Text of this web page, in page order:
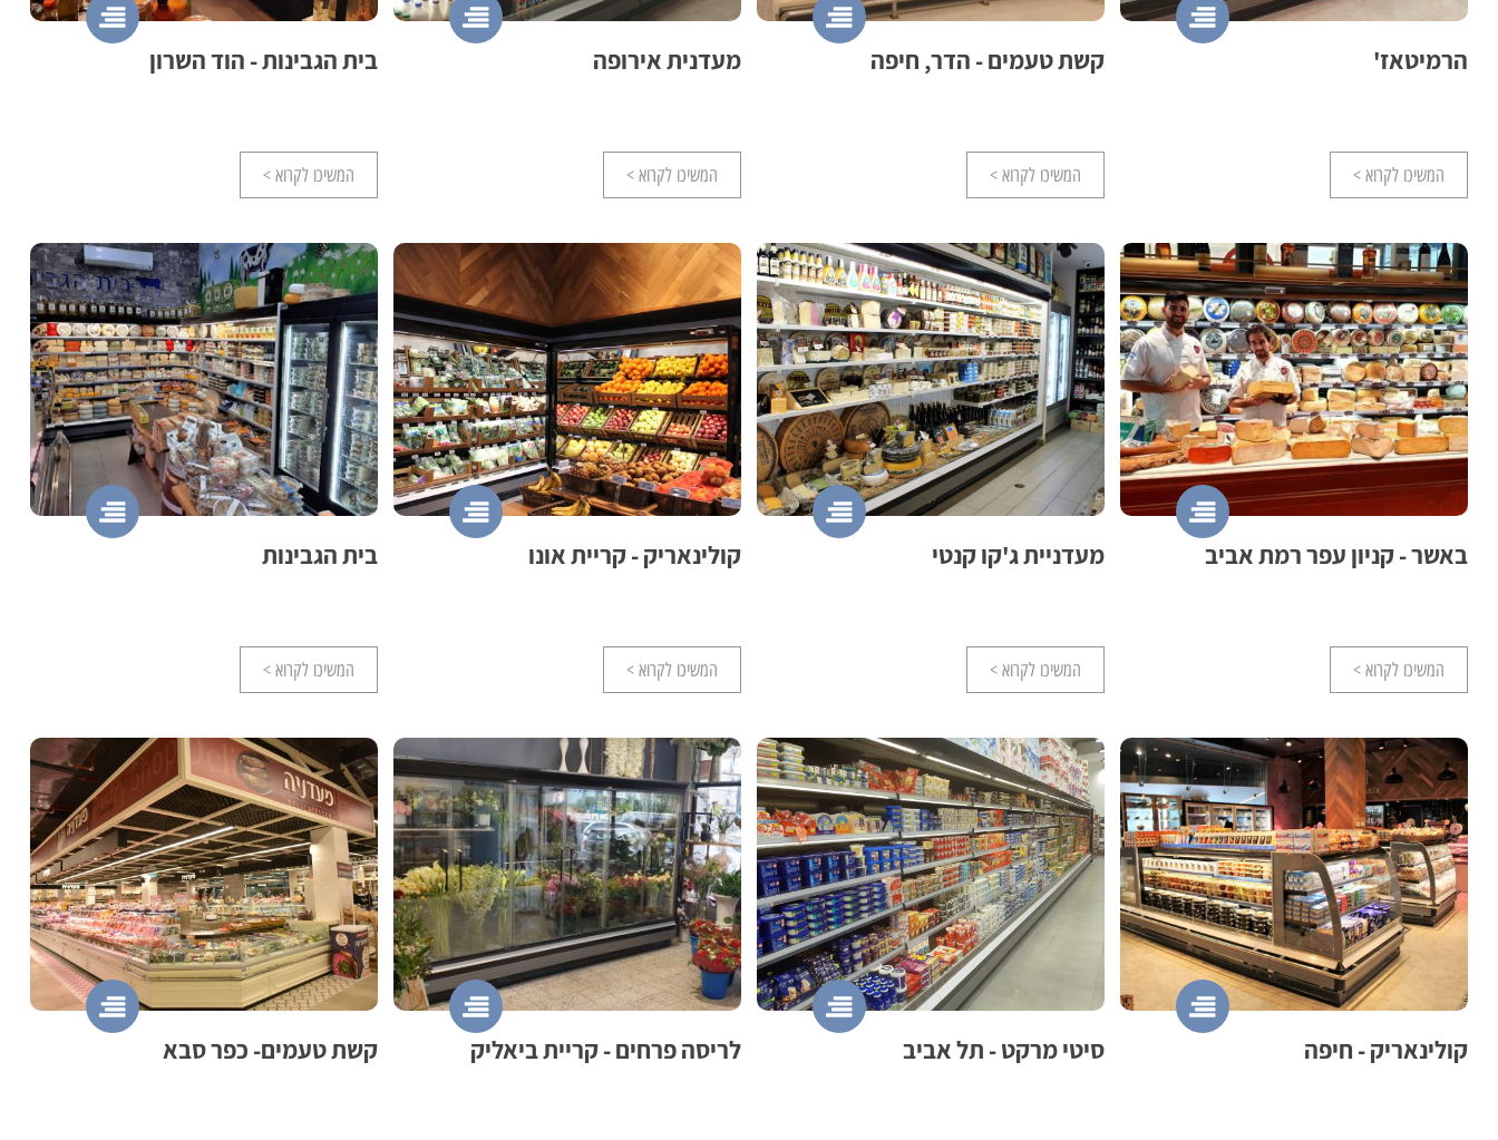
הרמיטאז'
המשיכו לקרוא >
קשת טעמים - הדר, חיפה
המשיכו לקרוא >
מעדנית אירופה
המשיכו לקרוא >
בית הגבינות - הוד השרון
המשיכו לקרוא >
באשר - קניון עפר רמת אביב
המשיכו לקרוא >
מעדניית ג'קו קנטי
המשיכו לקרוא >
קולינאריק - קריית אונו
המשיכו לקרוא >
בית הגבינות
המשיכו לקרוא >
קולינאריק - חיפה סיטי מרקט - תל אביב לריסה פרחים - קריית ביאליק קשת טעמים- כפר סבא